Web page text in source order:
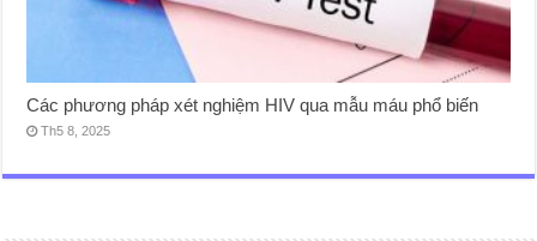
Các phương pháp xét nghiệm HIV qua mẫu máu phổ biến
Th5 8, 2025